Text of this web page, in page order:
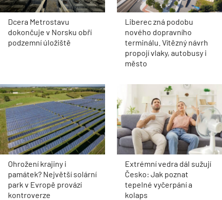
Dcera Metrostavu
dokončuje v Norsku obří
podzemní úložiště
Liberec zná podobu
nového dopravního
terminálu. Vítězný návrh
propojí vlaky, autobusy i
město
Ohrožení krajiny i
památek? Největší solární
park v Evropě provází
kontroverze
Extrémní vedra dál sužují
Česko: Jak poznat
tepelné vyčerpání a
kolaps